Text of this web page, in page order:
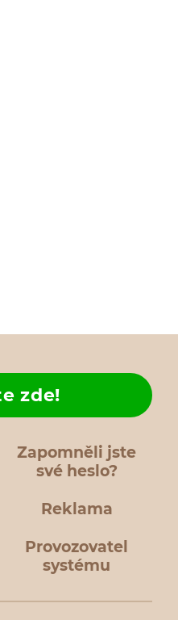
Zapomněli jste
své heslo?
zde!
Reklama
Provozovatel
systému